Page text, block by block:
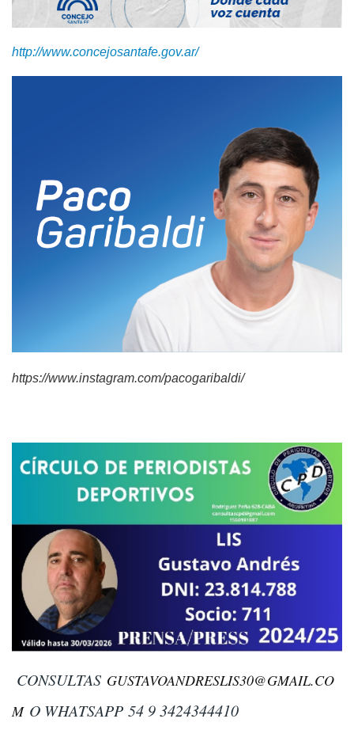
http://www.concejosantafe.gov.ar/
https://www.instagram.com/pacogaribaldi/
CONSULTAS GUSTAVOANDRESLIS30@GMAIL.CO
MO WHATSAPP 54 9 3424344410